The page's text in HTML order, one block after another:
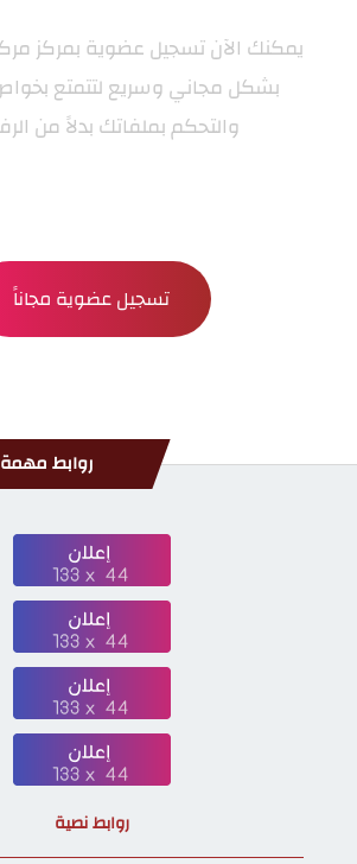
يمكنك الآن تسجيل عضوية بمركز
بشكل مجاني وسريع لتتمتع
والتحكم بملفاتك بدلاً من
تسجيل عضوية مجاناً
روابط مهمة
روابط نصية